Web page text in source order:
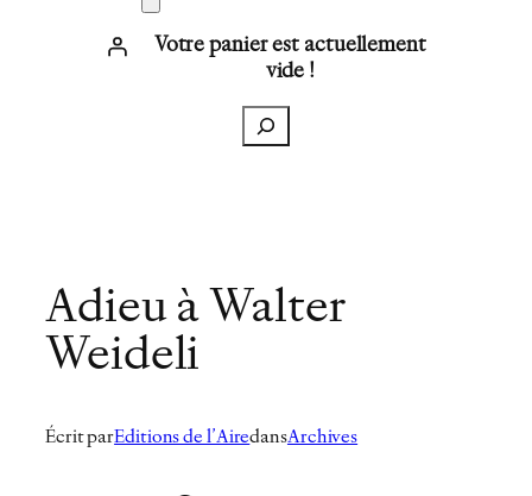
Votre panier est actuellement
vide !
Recherche
Adieu à Walter
Weideli
Écrit parEditions de l’AiredansArchives